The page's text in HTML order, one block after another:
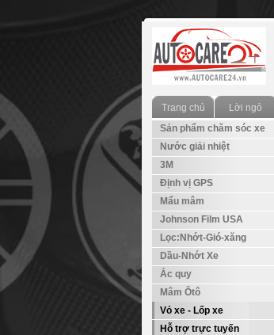
Trang chủ Lời ngỏ
Sản phẩm chăm sóc xe
Nước giải nhiệt
3M
Định vị GPS
Mẩu mâm
Johnson Film USA
Lọc:Nhớt-Gió-xăng
Dầu-Nhớt Xe
Ắc quy
Mâm Ôtô
Vỏ xe - Lốp xe
Hỗ trợ trực tuyến